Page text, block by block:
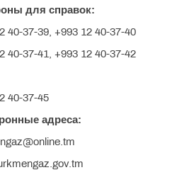
для справок:
40-37-39, +993 12 40-37-40
40-37-41, +993 12 40-37-42
40-37-45
адреса: